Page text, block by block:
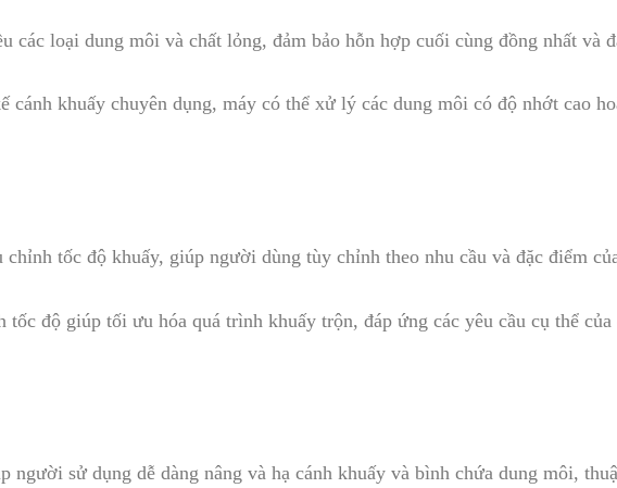
các loại dung môi và chất lỏng, đảm bảo hỗn hợp cuối cùng đồng nhất và
cánh khuấy chuyên dụng, máy có thể xử lý các dung môi có độ nhớt cao
chỉnh tốc độ khuấy, giúp người dùng tùy chỉnh theo nhu cầu và đặc điểm
tốc độ giúp tối ưu hóa quá trình khuấy trộn, đáp ứng các yêu cầu cụ thể
người sử dụng dễ dàng nâng và hạ cánh khuấy và bình chứa dung môi,